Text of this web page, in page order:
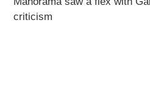
criticism